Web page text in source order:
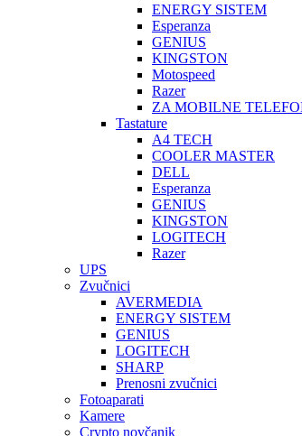
ENERGY SISTEM
Esperanza
GENIUS
KINGSTON
Motospeed
Razer
ZA MOBILNE
Tastature
A4 TECH
COOLER MASTER
DELL
Esperanza
GENIUS
KINGSTON
LOGITECH
Razer
UPS
Zvučnici
AVERMEDIA
ENERGY SISTEM
GENIUS
LOGITECH
SHARP
Prenosni zvučnici
Fotoaparati
Kamere
Crypto novčanik